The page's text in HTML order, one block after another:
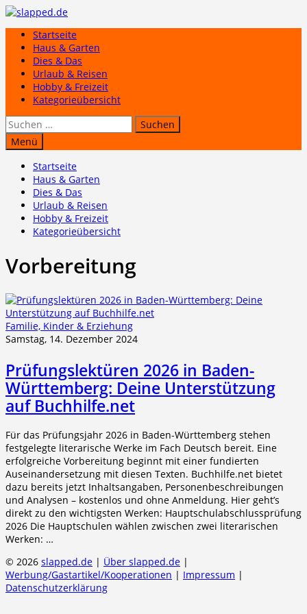
Zum
springenStartseite
Haus & Garten
Dies & Das
Urlaub & Reisen
Hobby & Freizeit
Kategorieübersicht
Suchen
nach:
Menü
Startseite
Haus & Garten
Dies & Das
Urlaub & Reisen
Hobby & Freizeit
Kategorieübersicht
Vorbereitung
Familie, Kinder & Erziehung
Samstag, 14. Dezember 2024
Prüfungslektüren 2026 in Baden-
Württemberg: Deine Unterstützung
auf Buchhilfe.net
Für das Prüfungsjahr 2026 in Baden-Württemberg stehen
festgelegte literarische Werke im Fach Deutsch bereit. Eine
erfolgreiche Vorbereitung beginnt mit einer fundierten
Auseinandersetzung mit diesen Texten. Buchhilfe.net bietet
dazu bereits jetzt Inhaltsangaben, Personenbeschreibungen
und Analysen – kostenlos und ohne Anmeldung. Hier geht’s
direkt zu den wichtigsten Werken: Hauptschulabschlussprüfung
2026 Die Hauptschulen wählen zwischen zwei literarischen
Werken: …
© 2026 slapped.de | Über slapped.de |
Werbung/Gastartikel/Kooperationen | Impressum |
Datenschutzerklärung